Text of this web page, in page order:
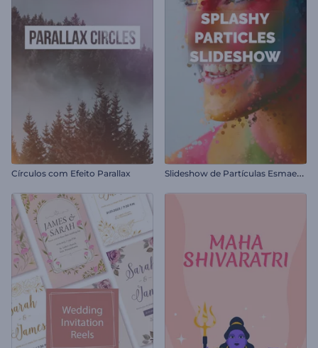
Círculos com Efeito Parallax S
lideshow de Partículas Esmaecentes